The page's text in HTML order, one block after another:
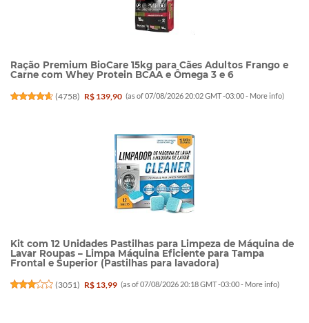
Ração Premium BioCare 15kg para Cães Adultos Frango e
Carne com Whey Protein BCAA e Ômega 3 e 6
(4758) R$ 139,90 (as of 07/08/2026 20:02 GMT -03:00 - More info)
Kit com 12 Unidades Pastilhas para Limpeza de Máquina de
Lavar Roupas – Limpa Máquina Eficiente para Tampa
Frontal e Superior (Pastilhas para lavadora)
(3051) R$ 13,99 (as of 07/08/2026 20:18 GMT -03:00 - More info)